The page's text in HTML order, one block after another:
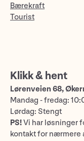
Bærekraft
Tourist
Klikk & hent
Lørenveien 68,
Mandag - fredag:
Lørdag: Stengt
PS!Vi har løsninger
kontakt for nærmere